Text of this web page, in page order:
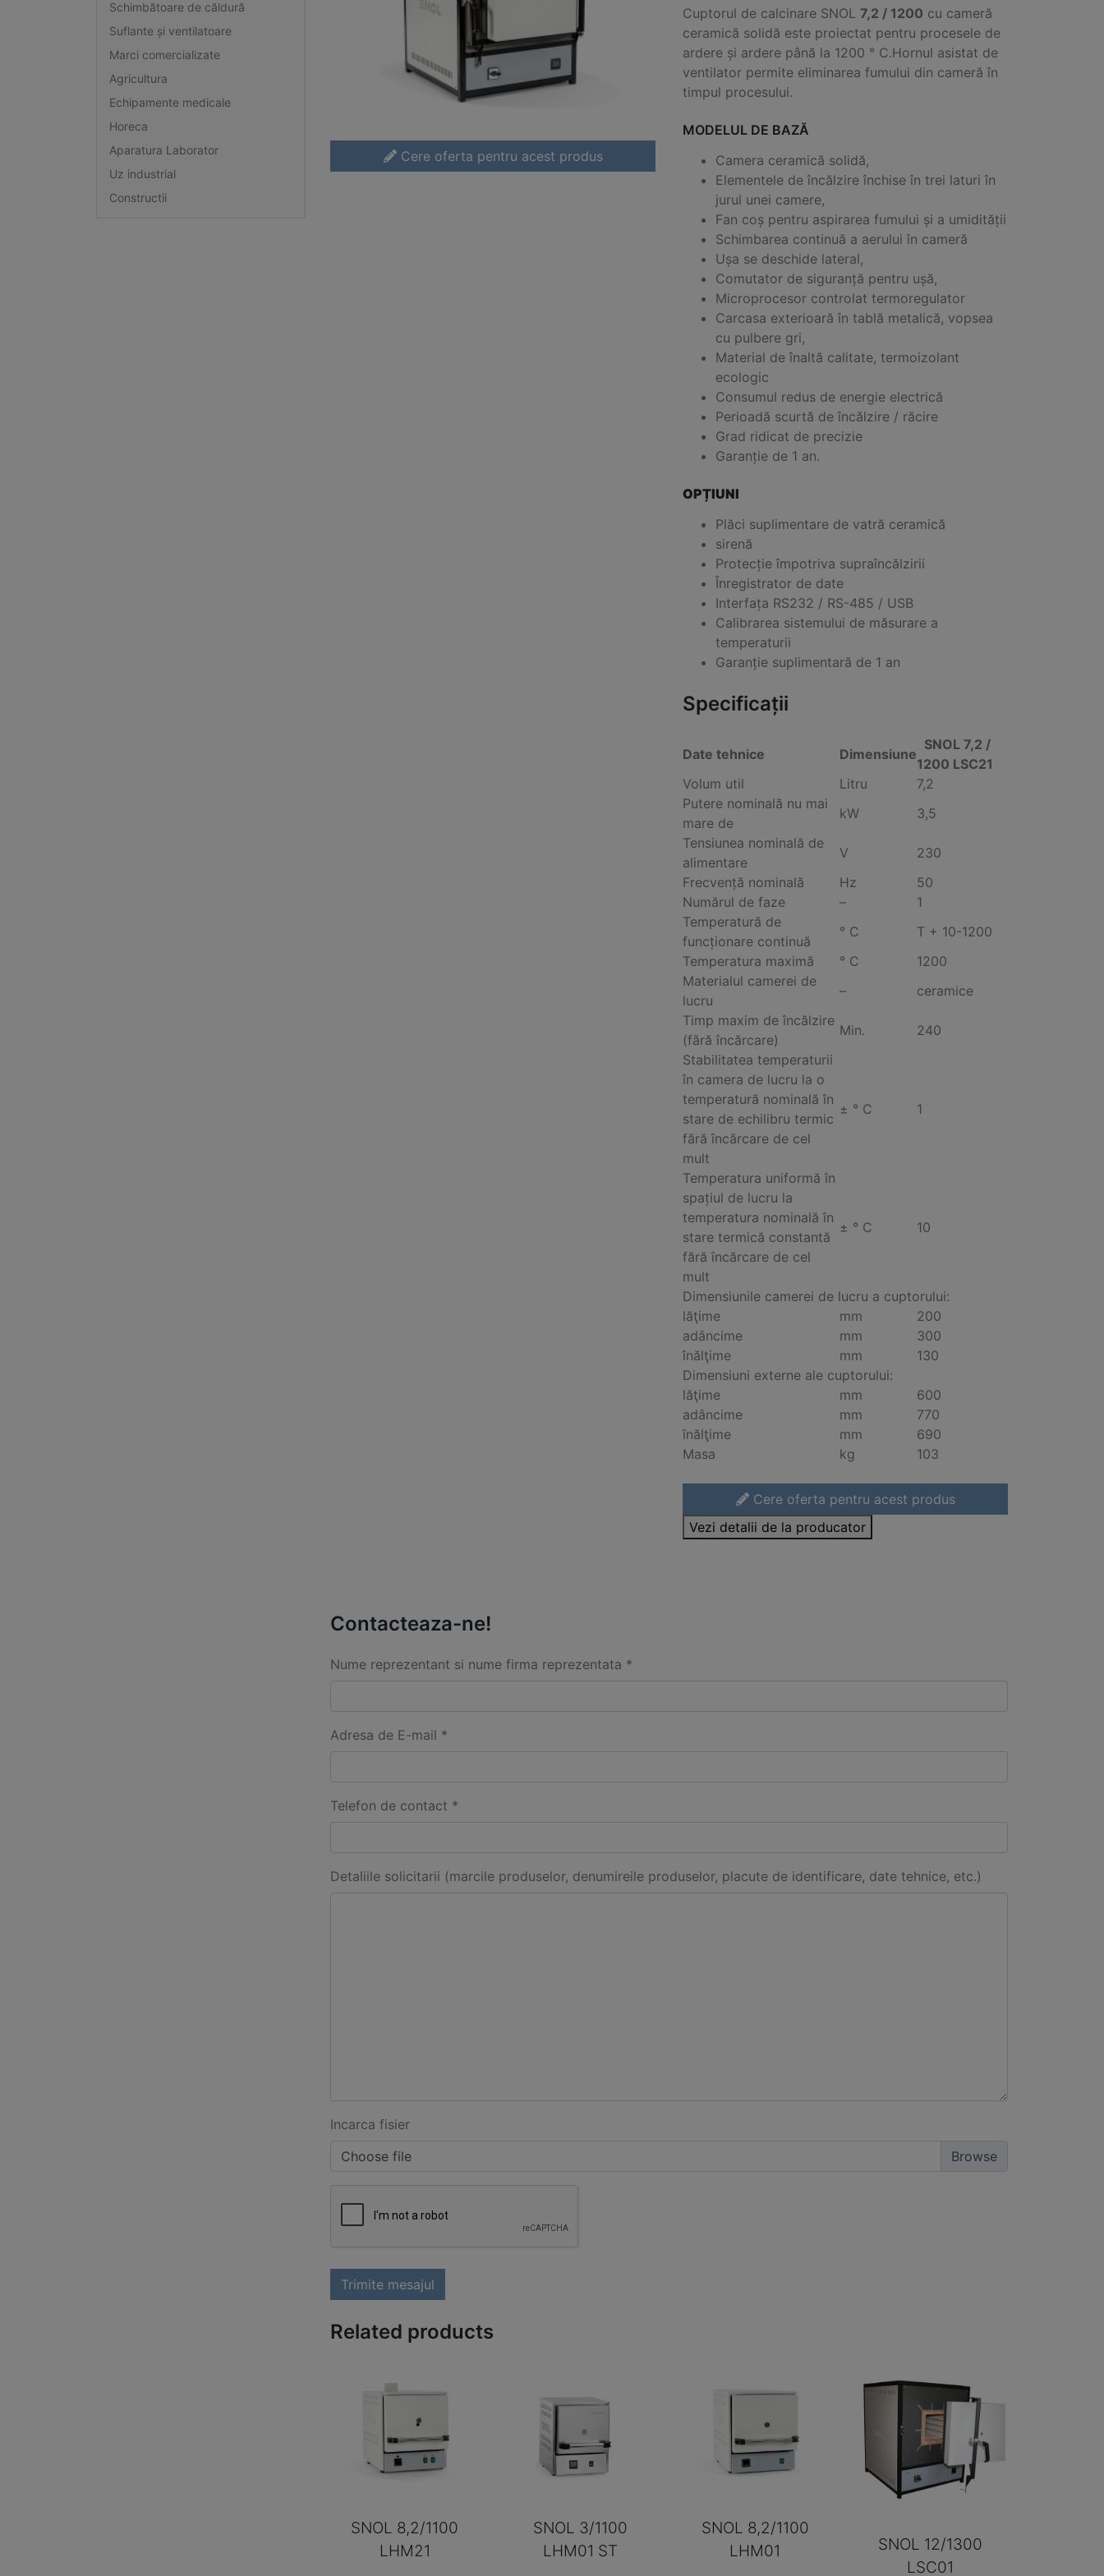
Schimbătoare de căldură
Suflante și ventilatoare
Marci comercializate
Agricultura
Echipamente medicale
Horeca
Aparatura Laborator
Uz industrial
Constructii
Cere oferta pentru acest produs
Cuptorul de calcinare SNOL 7,2 / 1200 cu cameră
ceramică solidă este proiectat pentru procesele de
ardere și ardere până la 1200 ° C.Hornul asistat de
ventilator permite eliminarea fumului din cameră în
timpul procesului.
MODELUL DE BAZĂ
Camera ceramică solidă,
Elementele de încălzire închise în trei laturi în
jurul unei camere,
Fan coș pentru aspirarea fumului și a umidității
Schimbarea continuă a aerului în cameră
Ușa se deschide lateral,
Comutator de siguranță pentru ușă,
Microprocesor controlat termoregulator
Carcasa exterioară în tablă metalică, vopsea
cu pulbere gri,
Material de înaltă calitate, termoizolant
ecologic
Consumul redus de energie electrică
Perioadă scurtă de încălzire / răcire
Grad ridicat de precizie
Garanție de 1 an.
OPȚIUNI
Plăci suplimentare de vatră ceramică
sirenă
Protecție împotriva supraîncălzirii
Înregistrator de date
Interfața RS232 / RS-485 / USB
Calibrarea sistemului de măsurare a
temperaturii
Garanție suplimentară de 1 an
Specificații
Date tehnice Dimensiune
SNOL 7,2 /
1200 LSC21
Volum util
Litru
7,2
Putere nominală nu mai
mare de
kW
3,5
Tensiunea nominală de
alimentare
V
230
Frecvență nominală
Hz
50
Numărul de faze
–
1
Temperatură de
funcționare continuă
° C
T + 10-1200
Temperatura maximă
° C
1200
Materialul camerei de
lucru
–
ceramice
Timp maxim de încălzire
(fără încărcare)
Min.
240
Stabilitatea temperaturii
în camera de lucru la o
temperatură nominală în
stare de echilibru termic
fără încărcare de cel
mult
± ° C 1
Temperatura uniformă în
spațiul de lucru la
temperatura nominală în
stare termică constantă
fără încărcare de cel
mult
± ° C 10
Dimensiunile camerei de lucru a cuptorului:
lăţime
mm
200
adâncime
mm
300
înălţime
mm
130
Dimensiuni externe ale cuptorului:
lăţime
mm
600
adâncime
mm
770
înălţime
mm
690
Masa
kg 103
Cere oferta pentru acest produs
Vezi detalii de la producator
Contacteaza-ne!
Nume reprezentant si nume firma reprezentata *
Adresa de E-mail *
Telefon de contact *
Detaliile solicitarii (marcile produselor, denumireile produselor, placute de identificare, date tehnice, etc.)
Incarca fisier
Choose file
Trimite mesajul
Related products
SNOL 8,2/1100
LHM21
SNOL 3/1100
LHM01 ST
SNOL 8,2/1100
LHM01
SNOL 12/1300
LSC01